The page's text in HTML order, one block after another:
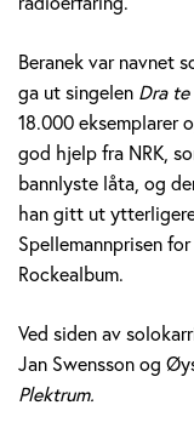
n
B
e
r
a
n
e
k
Beranek var navnet
ga ut singelen Dra
18.000 eksemplarer
god hjelp fra NRK,
bannlyste låta, og
han gitt ut
Spellemannprisen
Rockealbum.
Ved siden av
Jan Swensson og
Plektrum.